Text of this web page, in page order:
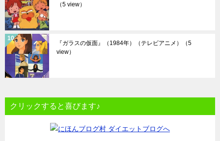
（5 view）
『ガラスの仮面』（1984年）（テレビアニメ）
（5
view）
クリックすると喜びます♪